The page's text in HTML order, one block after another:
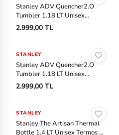
Stanley ADV Quencher2.O
Tumbler 1.18 LT Unisex
Termos - Kırık Beyaz
2.999,00 TL
STANLEY
Stanley ADV Quencher2.O
Tumbler 1.18 LT Unisex
Termos - Yeşil
2.999,00 TL
STANLEY
Stanley The Artisan Thermal
Bottle 1.4 LT Unisex Termos -